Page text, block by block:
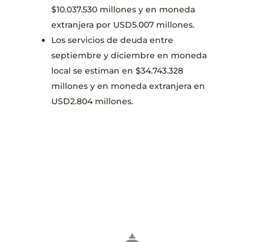
$10.037.530 millones y en moneda
extranjera por USD5.007 millones.
Los servicios de deuda entre
septiembre y diciembre en moneda
local se estiman en $34.743.328
millones y en moneda extranjera en
USD2.804 millones.